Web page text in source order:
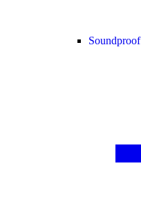
Soundproof